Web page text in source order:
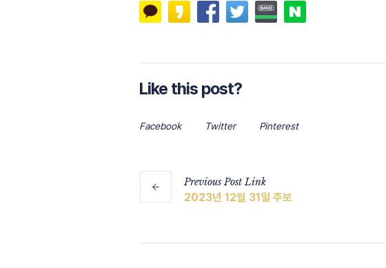
Like this post?
Facebook Twitter Pinterest
PreviousPostLink
2023년 12월 31일 주보